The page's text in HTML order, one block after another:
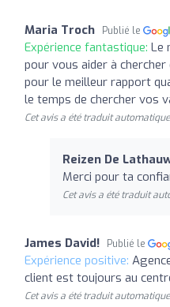
Maria Troch Publié le
Expérience fantastique: Le
pour vous aider à
pour le meilleur rapport
le temps de chercher vos
Cet avis a été traduit
Reizen De
Merci pour ta
Cet avis a été traduit
James David! Publié le
Expérience positive:
client est toujours au
Cet avis a été traduit